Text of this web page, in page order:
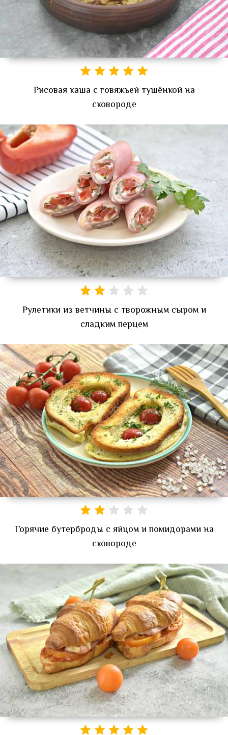
Рисовая каша с говяжьей тушёнкой на
сковороде
Рулетики из ветчины с творожным сыром и
сладким перцем
Горячие бутерброды с яйцом и помидорами на
сковороде